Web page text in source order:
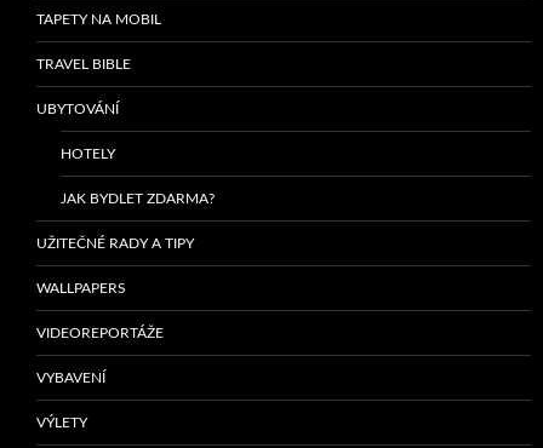
TAPETY NA MOBIL
TRAVEL BIBLE
UBYTOVÁNÍ
HOTELY
JAK BYDLET ZDARMA?
UŽITEČNÉ RADY A TIPY
WALLPAPERS
VIDEOREPORTÁŽE
VYBAVENÍ
VÝLETY